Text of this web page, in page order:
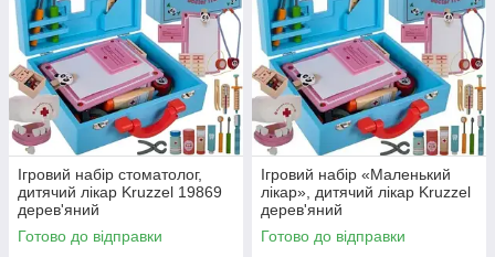
Ігровий набір стоматолог,
дитячий лікар Kruzzel 19869
дерев'яний
Готово до відправки
Ігровий набір «Маленький
лікар», дитячий лікар Kruzzel
дерев'яний
Готово до відправки